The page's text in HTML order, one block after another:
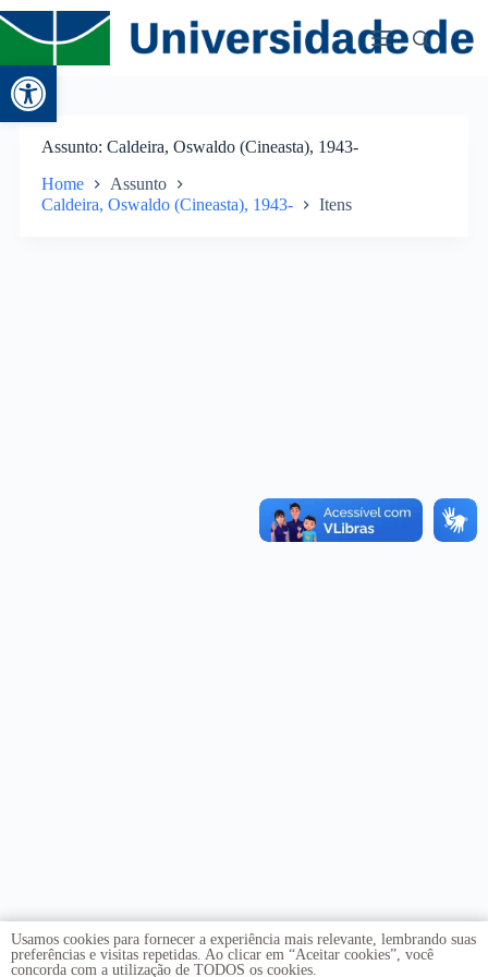
Abrir a barra de ferramentas
Assunto Caldeira, Oswaldo (Cineasta), 1943-
Home
Assunto
Caldeira, Oswaldo (Cineasta), 1943-
Itens
Usamos cookies para fornecer a experiência mais relevante, lembrando suas
preferências e visitas repetidas. Ao clicar em “Aceitar cookies”, você
concorda com a utilização de TODOS os cookies.